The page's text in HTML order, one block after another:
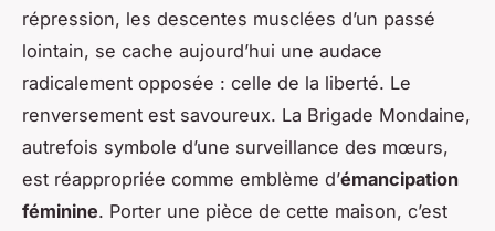
répression, les descentes musclées d’un passé
lointain, se cache aujourd’hui une audace
radicalement opposée : celle de la liberté. Le
renversement est savoureux. La Brigade Mondaine,
autrefois symbole d’une surveillance des mœurs,
est réappropriée comme emblème d’émancipation
féminine. Porter une pièce de cette maison, c’est